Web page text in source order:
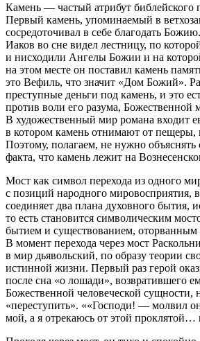
Камень — частый атрибут библейского
Первый камень, упоминаемый в
сосредоточивал в себе благодать
Иаков во сне видел лестницу, по
и нисходили Ангелы Божии и на
на этом месте он поставил камень
это Вефиль, что значит «Дом Божий».
преступные деньги под камень, и это
против воли его разума, Божественной
В художественный мир романа входит
в котором камень отнимают от пещеры,
Поэтому, полагаем, не нужно объяснять
факта, что камень лежит на
Мост как символ перехода из одного
с позиций народного мировосприятия,
соединяет два плана духовного бытия,
то есть становится символическим
бытием и существованием, оторванным
В момент перехода через мост
в мир дьявольский, по образу теории
истинной жизни. Первый раз герой
после сна «о лошади», возвратившего
Божественной человеческой сущности,
«переступить». ««Господи! — молвил
мой, а я отрекаюсь от этой